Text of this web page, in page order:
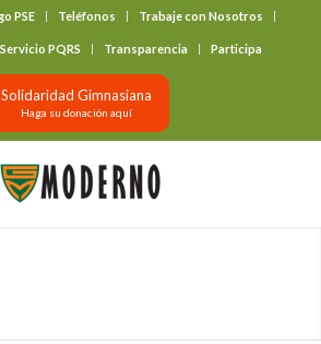
PSE Teléfonos Trabaje con Nosotros
PQRS Transparencia Participa
Solidaridad Gimnasiana
Haga su donación aquí